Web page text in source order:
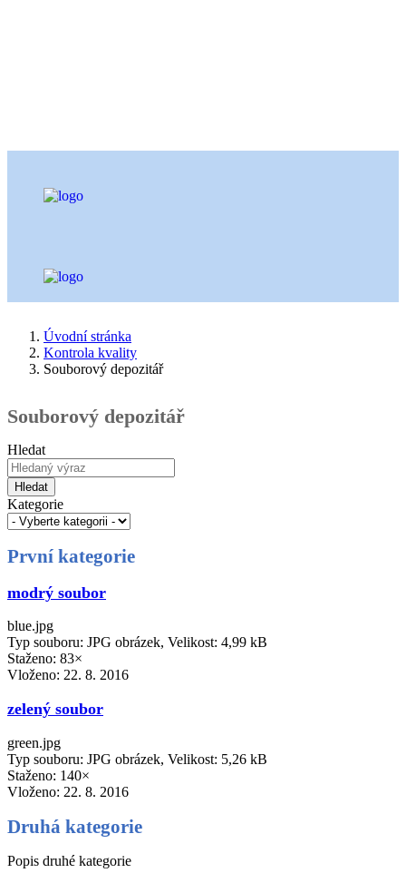
Úvodní stránka
Kontrola kvality
Souborový depozitář
Souborový depozitář
Hledat
Hledat
Kategorie
První kategorie
modrý soubor
blue.jpg
Typ souboru: JPG obrázek, Velikost: 4,99 kB
Staženo: 83×
Vloženo: 22. 8. 2016
zelený soubor
green.jpg
Typ souboru: JPG obrázek, Velikost: 5,26 kB
Staženo: 140×
Vloženo: 22. 8. 2016
Druhá kategorie
Popis druhé kategorie